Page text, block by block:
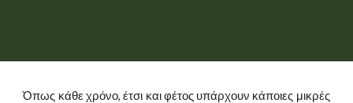
Όπως κάθε χρόνο, έτσι και φέτος υπάρχουν κάποιες μικρές